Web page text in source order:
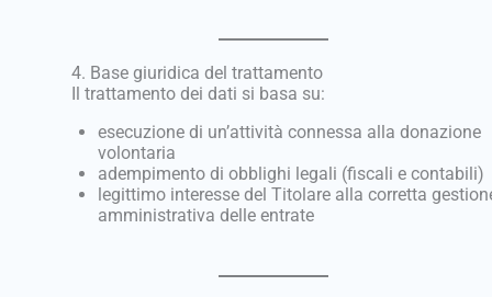
4. Base giuridica del trattamento
Il trattamento dei dati si basa su:
esecuzione di un’attività connessa alla donazione
volontaria
adempimento di obblighi legali (fiscali e contabili)
legittimo interesse del Titolare alla corretta
amministrativa delle entrate